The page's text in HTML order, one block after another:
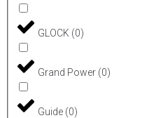
GLOCK (0)
Grand Power (0)
Guide (0)